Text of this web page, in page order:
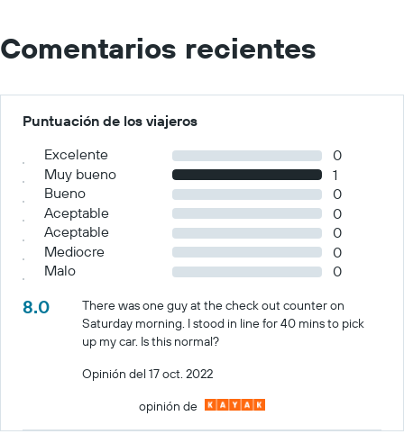
Comentarios recientes
Puntuación de los viajeros
Excelente
0
Muy bueno
1
Bueno
0
Aceptable
0
Aceptable
0
Mediocre
0
Malo
0
8.0
There was one guy at the check out counter on
Saturday morning. I stood in line for 40 mins to pick
up my car. Is this normal?
Opinión del 17 oct. 2022
opinión de